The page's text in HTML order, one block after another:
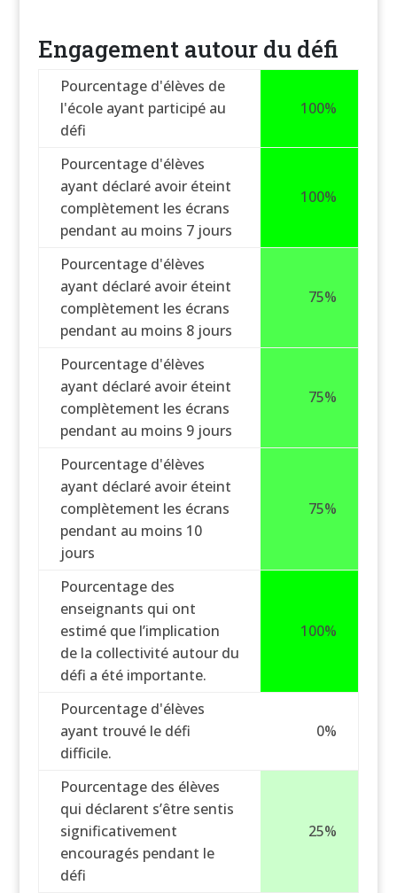
Engagement autour du défi
Pourcentage d'élèves de
l'école ayant participé au
défi
100%
Pourcentage d'élèves
ayant déclaré avoir éteint
complètement les écrans
pendant au moins 7 jours
100%
Pourcentage d'élèves
ayant déclaré avoir éteint
complètement les écrans
pendant au moins 8 jours
75%
Pourcentage d'élèves
ayant déclaré avoir éteint
complètement les écrans
pendant au moins 9 jours
75%
Pourcentage d'élèves
ayant déclaré avoir éteint
complètement les écrans
pendant au moins 10
jours
75%
Pourcentage des
enseignants qui ont
estimé que l’implication
de la collectivité autour du
défi a été importante.
100%
Pourcentage d'élèves
ayant trouvé le défi
difficile.
0%
Pourcentage des élèves
qui déclarent s’être sentis
significativement
encouragés pendant le
défi
25%